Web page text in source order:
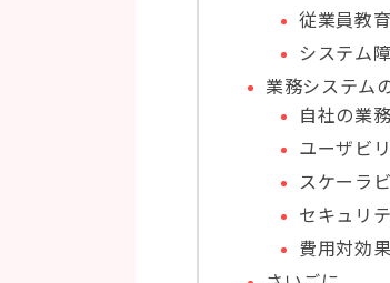
従業員教
システム
業務システム
自社の業
ユーザビ
スケーラ
セキュリ
費用対効